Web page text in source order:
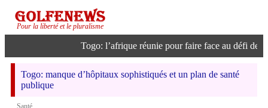
Pour la liberté et le pluralisme
Togo: l’afrique réunie pour faire face au défi de
Togo: manque d’hôpitaux sophistiqués et un plan de santé
publique
Santé